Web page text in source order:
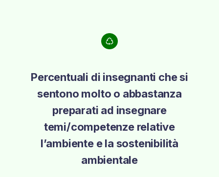
Percentuali di insegnanti che si
sentono molto o abbastanza
preparati ad insegnare
temi/competenze relative
l’ambiente e la sostenibilità
ambientale